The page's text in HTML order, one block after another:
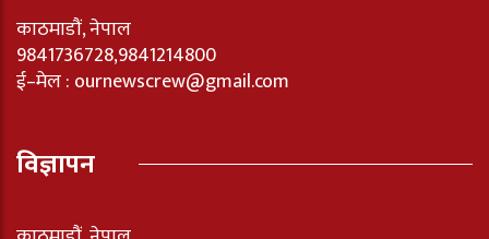
काठमाडौं, नेपाल
9841736728,9841214800
ई–मेल : ournewscrew@gmail.com
विज्ञापन